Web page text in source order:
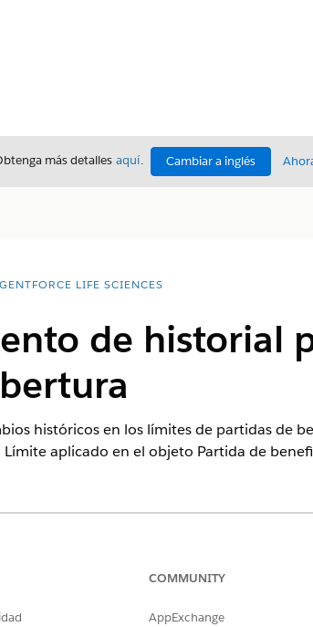
más detalles aquí. Cambiar a inglés
LIFE SCIENCES
de historial
históricos en los límites de partidas de
aplicado en el objeto Partida de
COMMUNITY
AppExchange